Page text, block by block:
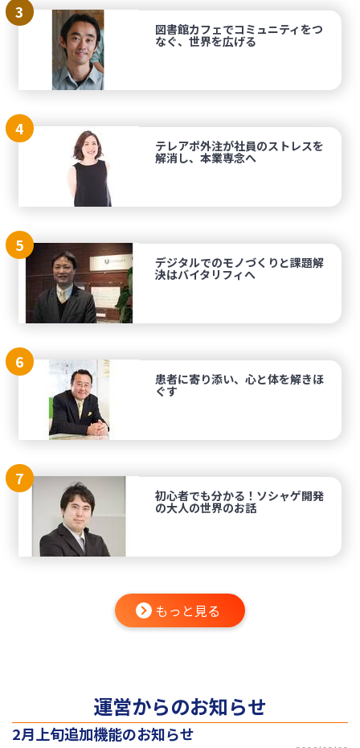
3
図書館カフェでコミュニティをつ
なぐ、世界を広げる
4
テレアポ外注が社員のストレスを
解消し、本業専念へ
5
デジタルでのモノづくりと課題解
決はバイタリフィへ
6
患者に寄り添い、心と体を解きほ
ぐす
7
初心者でも分かる！ソシャゲ開発
の大人の世界のお話
もっと見る
運営からのお知らせ
2月上旬追加機能のお知らせ